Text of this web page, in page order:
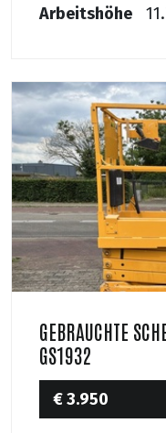
Arbeitshöhe
GEBRAUCHTE
GS1932
€ 3.950